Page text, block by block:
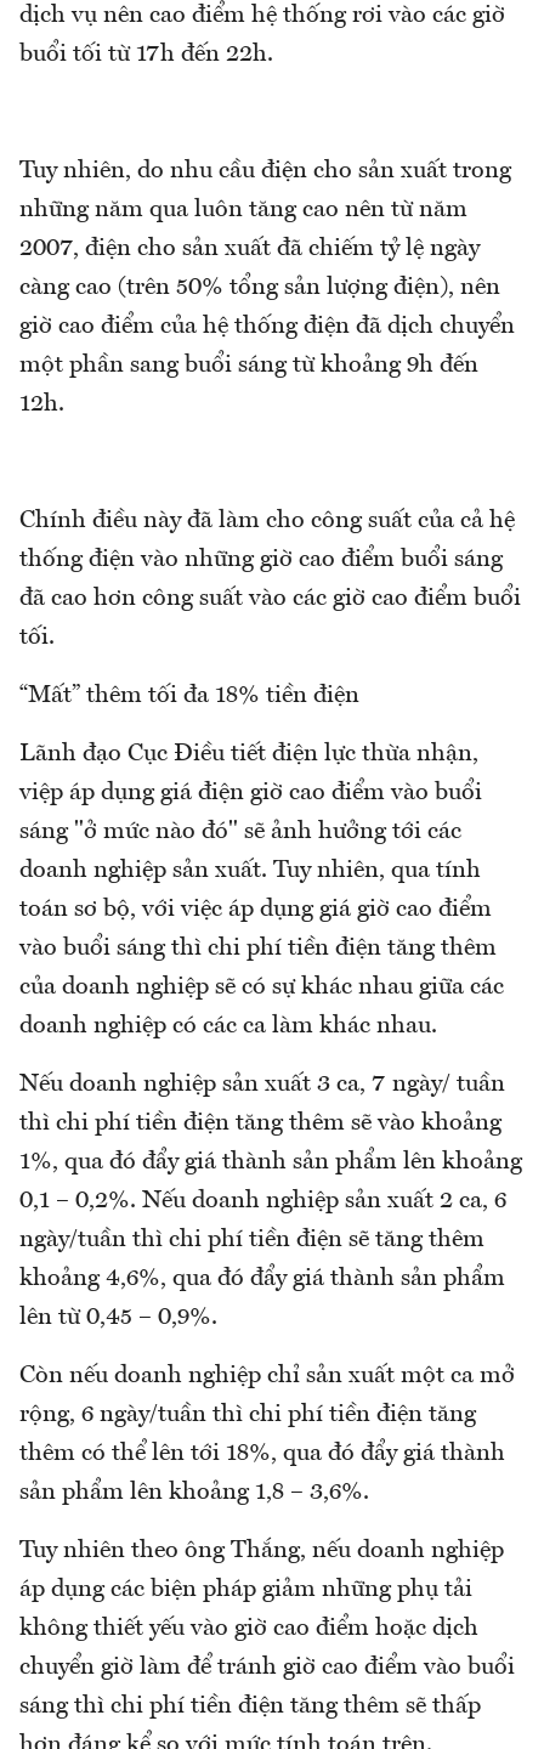
dịch vụ nên cao điểm hệ thống rơi vào các giờ
buổi tối từ 17h đến 22h.
Tuy nhiên, do nhu cầu điện cho sản xuất trong
những năm qua luôn tăng cao nên từ năm
2007, điện cho sản xuất đã chiếm tỷ lệ ngày
càng cao (trên 50% tổng sản lượng điện), nên
giờ cao điểm của hệ thống điện đã dịch chuyển
một phần sang buổi sáng từ khoảng 9h đến
12h.
Chính điều này đã làm cho công suất của cả hệ
thống điện vào những giờ cao điểm buổi sáng
đã cao hơn công suất vào các giờ cao điểm buổi
tối.
“Mất” thêm tối đa 18% tiền điện
Lãnh đạo Cục Điều tiết điện lực thừa nhận,
việp áp dụng giá điện giờ cao điểm vào buổi
sáng "ở mức nào đó" sẽ ảnh hưởng tới các
doanh nghiệp sản xuất. Tuy nhiên, qua tính
toán sơ bộ, với việc áp dụng giá giờ cao điểm
vào buổi sáng thì chi phí tiền điện tăng thêm
của doanh nghiệp sẽ có sự khác nhau giữa các
doanh nghiệp có các ca làm khác nhau.
Nếu doanh nghiệp sản xuất 3 ca, 7 ngày/ tuần
thì chi phí tiền điện tăng thêm sẽ vào khoảng
1%, qua đó đẩy giá thành sản phẩm lên khoảng
0,1 – 0,2%. Nếu doanh nghiệp sản xuất 2 ca, 6
ngày/tuần thì chi phí tiền điện sẽ tăng thêm
khoảng 4,6%, qua đó đẩy giá thành sản phẩm
lên từ 0,45 – 0,9%.
Còn nếu doanh nghiệp chỉ sản xuất một ca mở
rộng, 6 ngày/tuần thì chi phí tiền điện tăng
thêm có thể lên tới 18%, qua đó đẩy giá thành
sản phẩm lên khoảng 1,8 – 3,6%.
Tuy nhiên theo ông Thắng, nếu doanh nghiệp
áp dụng các biện pháp giảm những phụ tải
không thiết yếu vào giờ cao điểm hoặc dịch
chuyển giờ làm để tránh giờ cao điểm vào buổi
sáng thì chi phí tiền điện tăng thêm sẽ thấp